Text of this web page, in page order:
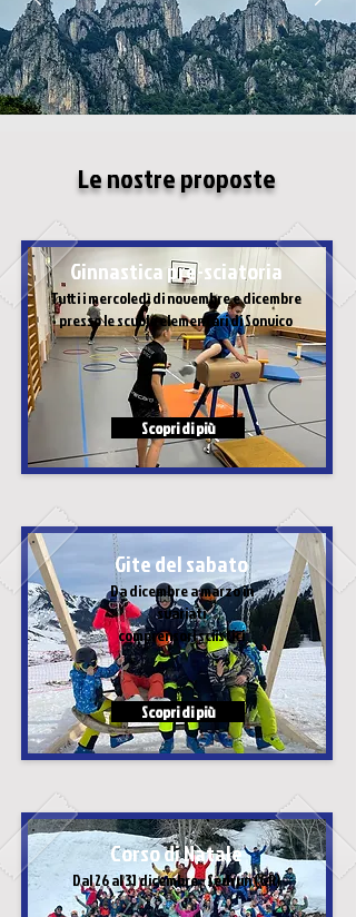
Le nostre proposte
Ginnastica pre-sciatoria
Tutti i mercoledì di novembre e dicembre
presso le scuole elementari di Sonvico
Scopri di più
Gite del sabato
Da dicembre a marzoin
svariati
comprensori sciistici
Scopri di più
Corso di Natale
Dal 26 al 31 dicembre - Sedrun (GR)